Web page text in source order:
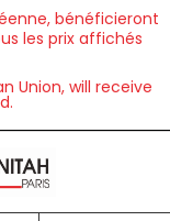
bénéficieront
les prix affichés
Union, will receive